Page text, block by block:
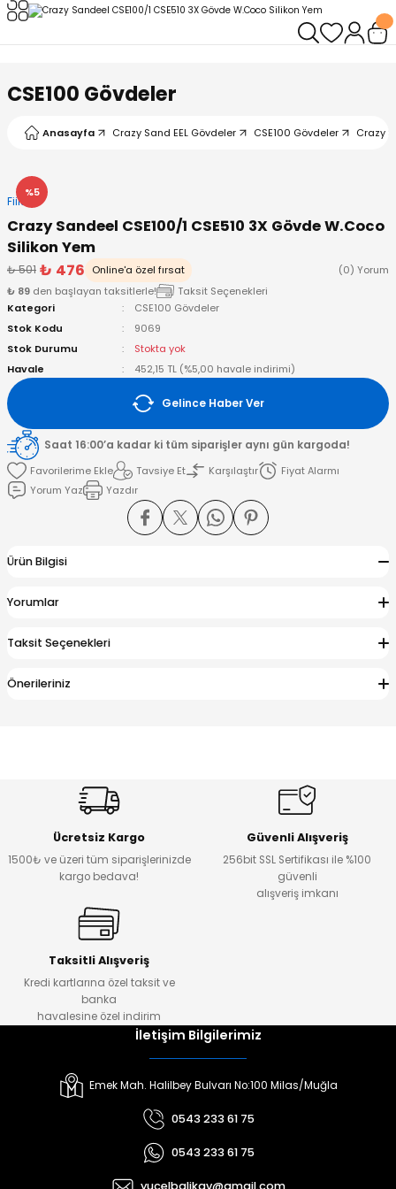
CSE100 Gövdeler
Anasayfa Crazy Sand EEL Gövdeler CSE100 Gövdeler Crazy
%5
Fiiish
Crazy Sandeel CSE100/1 CSE510 3X Gövde W.Coco
Silikon Yem
₺ 501 ₺ 476 Online'a özel fırsat
(0) Yorum
₺ 89 den başlayan taksitlerle!
Taksit Seçenekleri
Kategori
CSE100 Gövdeler
Stok Kodu
9069
Stok Durumu
Stokta yok
Havale
452,15 TL (%5,00 havale indirimi)
Gelince Haber Ver
Saat 16:00’a kadar ki tüm siparişler aynı gün kargoda!
Tavsiye Et
Karşılaştır
Fiyat Alarmı
Yorum Yaz
Yazdır
Ürün Bilgisi
Yorumlar
Taksit Seçenekleri
Önerileriniz
Ücretsiz Kargo
1500₺ ve üzeri tüm siparişlerinizde
kargo bedava!
Güvenli Alışveriş
256bit SSL Sertifikası ile %100
güvenli
alışveriş imkanı
Taksitli Alışveriş
Kredi kartlarına özel taksit ve
banka
havalesine özel indirim
İletişim Bilgilerimiz
Emek Mah. Halilbey Bulvarı No:100 Milas/Muğla
0543 233 61 75
0543 233 61 75
yucelbalikav@gmail.com
Kamışlar
& El Feneri